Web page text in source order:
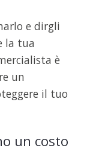
e dirgli
la tua
è
un
il tuo
un costo